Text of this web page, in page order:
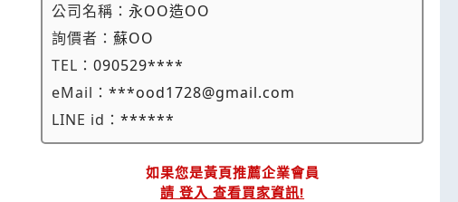
公司名稱：永OO造OO
詢價者：蘇OO
TEL：090529****
eMail：***ood1728@gmail.com
LINE id：******
如果您是黃頁推薦企業會員
請 登入 查看買家資訊!